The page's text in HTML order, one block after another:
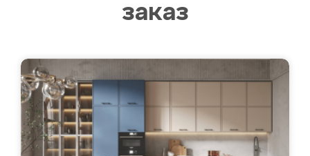
заказ